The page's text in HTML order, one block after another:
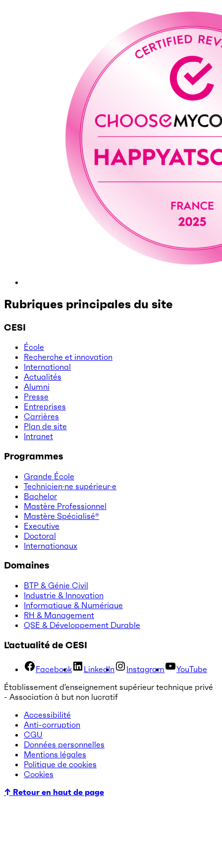
Rubriques principales du site
CESI
École
Recherche et innovation
International
Actualités
Alumni
Presse
Entreprises
Carrières
Plan de site
Intranet
Programmes
Grande École
Technicien·ne supérieur·e
Bachelor
Mastère Professionnel
Mastère Spécialisé®
Executive
Doctoral
Internationaux
Domaines
BTP & Génie Civil
Industrie & Innovation
Informatique & Numérique
RH & Management
QSE & Développement Durable
L'actualité de CESI
Facebook LinkedIn Instagram
YouTube
Établissement d’enseignement supérieur technique privé
- Association à but non lucratif
Accessibilité
Anti-corruption
CGU
Données personnelles
Mentions légales
Politique de cookies
Cookies
↑ Retour en haut de page